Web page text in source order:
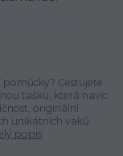
Cestujete
tašku, která navíc
originální
unikátních vaků.
popis